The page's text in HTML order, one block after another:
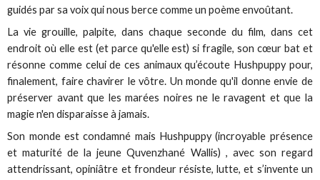
guidés par sa voix qui nous berce comme un poème envoûtant.
La vie grouille, palpite, dans chaque seconde du film, dans cet
endroit où elle est (et parce qu'elle est) si fragile, son cœur bat et
résonne comme celui de ces animaux qu’écoute Hushpuppy pour,
finalement, faire chavirer le vôtre. Un monde qu'il donne envie de
préserver avant que les marées noires ne le ravagent et que la
magie n'en disparaisse à jamais.
Son monde est condamné mais Hushpuppy (incroyable présence
et maturité de la jeune Quvenzhané Wallis) , avec son regard
attendrissant, opiniâtre et frondeur résiste, lutte, et s’invente un